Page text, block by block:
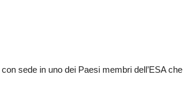
con sede in uno dei Paesi membri dell’ESA che